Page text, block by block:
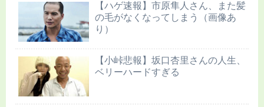
【ハゲ速報】市原隼人さん、また髪
の毛がなくなってしまう（画像あ
り）
【小峠悲報】坂口杏里さんの人生、
ベリーハードすぎる